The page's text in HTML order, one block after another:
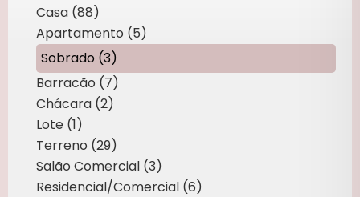
Casa (88)
Apartamento (5)
Sobrado (3)
Barracão (7)
Chácara (2)
Lote (1)
Terreno (29)
Salão Comercial (3)
Residencial/Comercial (6)